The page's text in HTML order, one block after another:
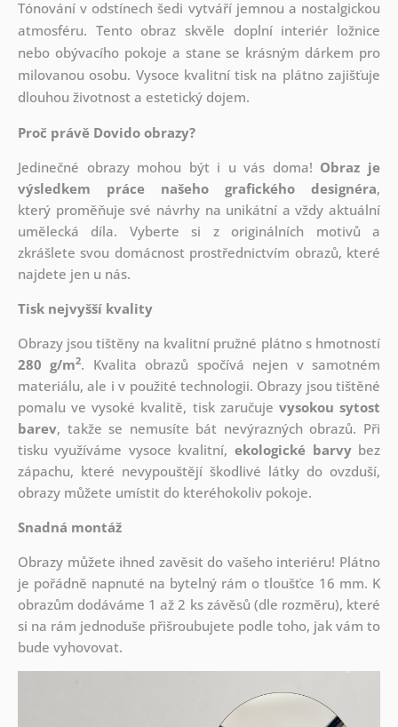
Tónování v odstínech šedi vytváří jemnou a nostalgickou
atmosféru. Tento obraz skvěle doplní interiér ložnice
nebo obývacího pokoje a stane se krásným dárkem pro
milovanou osobu. Vysoce kvalitní tisk na plátno zajišťuje
dlouhou životnost a estetický dojem.
Proč právě Dovido obrazy?
Jedinečné obrazy mohou být i u vás doma! Obraz je
výsledkem práce našeho grafického designéra,
který proměňuje své návrhy na unikátní a vždy aktuální
umělecká díla. Vyberte si z originálních motivů a
zkrášlete svou domácnost prostřednictvím obrazů, které
najdete jen u nás.
Tisk nejvyšší kvality
Obrazy jsou tištěny na kvalitní pružné plátno s hmotností
280 g/m2. Kvalita obrazů spočívá nejen v samotném
materiálu, ale i v použité technologii. Obrazy jsou tištěné
pomalu ve vysoké kvalitě, tisk zaručuje vysokou sytost
barev, takže se nemusíte bát nevýrazných obrazů. Při
tisku využíváme vysoce kvalitní,ekologické barvybez
zápachu, které nevypouštějí škodlivé látky do ovzduší,
obrazy můžete umístit do kteréhokoliv pokoje.
Snadná montáž
Obrazy můžete ihned zavěsit do vašeho interiéru! Plátno
je pořádně napnuté na bytelný rám o tloušťce 16 mm. K
obrazům dodáváme 1 až 2 ks závěsů (dle rozměru), které
si na rám jednoduše přišroubujete podle toho, jak vám to
bude vyhovovat.